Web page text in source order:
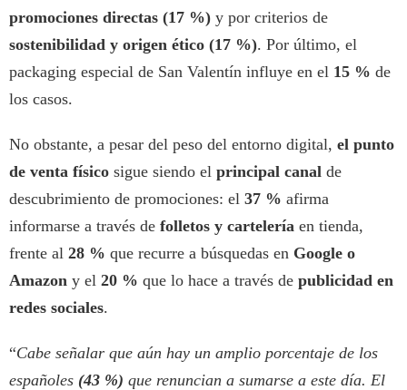
promociones directas (17 %) y por criterios de
sostenibilidad y origen ético (17 %). Por último, el
packaging especial de San Valentín influye en el 15 % de
los casos.
No obstante, a pesar del peso del entorno digital, el punto
de venta físico sigue siendo el principal canal de
descubrimiento de promociones: el 37 % afirma
informarse a través de folletos y cartelería en tienda,
frente al 28 % que recurre a búsquedas en Google o
Amazon y el 20 % que lo hace a través de publicidad en
redes sociales.
“Cabe señalar que aún hay un amplio porcentaje de los
españoles (43 %) que renuncian a sumarse a este día. El